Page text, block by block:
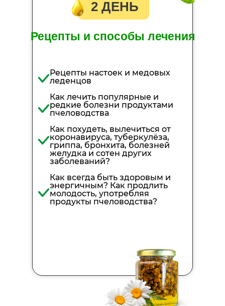
Рецепты и способы лечения
Рецепты настоек и медовых
леденцов
Как лечить популярные и
редкие болезни продуктами
пчеловодства
Как похудеть, вылечиться от
коронавируса, туберкулёза,
гриппа, бронхита, болезней
желудка и сотен других
заболеваний?
Как всегда быть здоровым и
энергичным? Как продлить
молодость, употребляя
продукты пчеловодства?
2 ДЕНЬ